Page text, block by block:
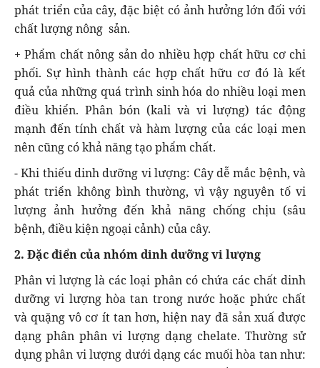
phát triển của cây, đặc biệt có ảnh hưởng lớn đối với
chất lượng nông sản.
+ Phẩm chất nông sản do nhiều hợp chất hữu cơ chi
phối. Sự hình thành các hợp chất hữu cơ đó là kết
quả của những quá trình sinh hóa do nhiều loại men
điều khiển. Phân bón (kali và vi lượng) tác động
mạnh đến tính chất và hàm lượng của các loại men
nên cũng có khả năng tạo phẩm chất.
- Khi thiếu dinh dưỡng vi lượng: Cây dễ mắc bệnh, và
phát triển không bình thường, vì vậy nguyên tố vi
lượng ảnh hưởng đến khả năng chống chịu (sâu
bệnh, điều kiện ngoại cảnh) của cây.
2. Đặc điển của nhóm dinh dưỡng vi lượng
Phân vi lượng là các loại phân có chứa các chất dinh
dưỡng vi lượng hòa tan trong nước hoặc phức chất
và quặng vô cơ ít tan hơn, hiện nay đã sản xuấ được
dạng phân phân vi lượng dạng chelate. Thường sử
dụng phân vi lượng dưới dạng các muối hòa tan như: